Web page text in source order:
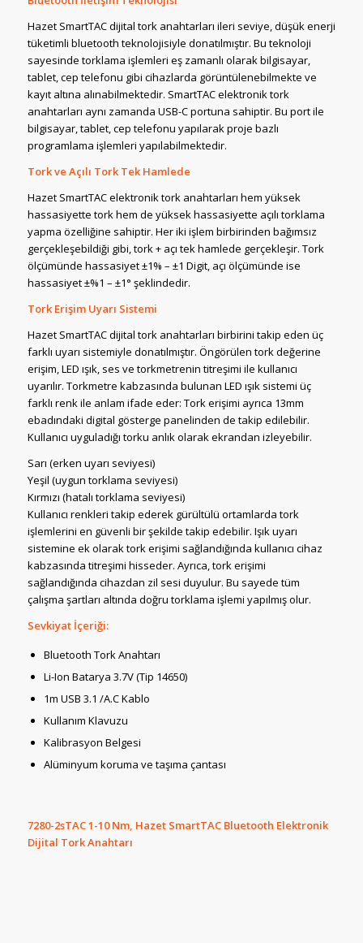
Hazet SmartTAC dijital tork anahtarları ileri seviye, düşük enerji
tüketimli bluetooth teknolojisiyle donatılmıştır. Bu teknoloji
sayesinde torklama işlemleri eş zamanlı olarak bilgisayar,
tablet, cep telefonu gibi cihazlarda görüntülenebilmekte ve
kayıt altına alınabilmektedir. SmartTAC elektronik tork
anahtarları aynı zamanda USB-C portuna sahiptir. Bu port ile
bilgisayar, tablet, cep telefonu yapılarak proje bazlı
programlama işlemleri yapılabilmektedir.
Tork ve Açılı Tork Tek Hamlede
Hazet SmartTAC elektronik tork anahtarları hem yüksek
hassasiyette tork hem de yüksek hassasiyette açılı torklama
yapma özelliğine sahiptir. Her iki işlem birbirinden bağımsız
gerçekleşebildiği gibi, tork + açı tek hamlede gerçekleşir. Tork
ölçümünde hassasiyet ±1% – ±1 Digit, açı ölçümünde ise
hassasiyet ±%1 – ±1° şeklindedir.
Tork Erişim Uyarı Sistemi
Hazet SmartTAC dijital tork anahtarları birbirini takip eden üç
farklı uyarı sistemiyle donatılmıştır. Öngörülen tork değerine
erişim, LED ışık, ses ve torkmetrenin titreşimi ile kullanıcı
uyarılır. Torkmetre kabzasında bulunan LED ışık sistemi üç
farklı renk ile anlam ifade eder: Tork erişimi ayrıca 13mm
ebadındaki digital gösterge panelinden de takip edilebilir.
Kullanıcı uyguladığı torku anlık olarak ekrandan izleyebilir.
Sarı (erken uyarı seviyesi)
Yeşil (uygun torklama seviyesi)
Kırmızı (hatalı torklama seviyesi)
Kullanıcı renkleri takip ederek gürültülü ortamlarda tork
işlemlerini en güvenli bir şekilde takip edebilir. Işık uyarı
sistemine ek olarak tork erişimi sağlandığında kullanıcı cihaz
kabzasında titreşimi hisseder. Ayrıca, tork erişimi
sağlandığında cihazdan zil sesi duyulur. Bu sayede tüm
çalışma şartları altında doğru torklama işlemi yapılmış olur.
Sevkiyat İçeriği:
Bluetooth Tork Anahtarı
Li-Ion Batarya 3.7V (Tip 14650)
1m USB 3.1 /A.C Kablo
Kullanım Klavuzu
Kalibrasyon Belgesi
Alüminyum koruma ve taşıma çantası
7280-2sTAC 1-10 Nm, Hazet SmartTAC Bluetooth Elektronik
Dijital Tork Anahtarı